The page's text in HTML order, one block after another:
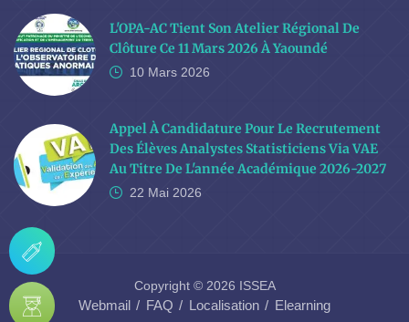
L'OPA-AC Tient Son Atelier Régional De
Clôture Ce 11 Mars 2026 À Yaoundé
10 Mars 2026
Appel À Candidature Pour Le Recrutement
Des Élèves Analystes Statisticiens Via VAE
Au Titre De L'année Académique 2026-2027
22 Mai 2026
Copyright © 2026 ISSEA
Webmail FAQ Localisation Elearning